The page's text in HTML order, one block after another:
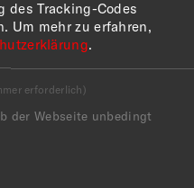
des Tracking-Codes
Um mehr zu erfahren,
.
erforderlich)
der Webseite unbedingt